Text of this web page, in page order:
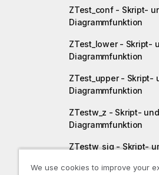
ZTest_conf - Skript-
Diagrammfunktion
ZTest_lower - Skript-
Diagrammfunktion
ZTest_upper - Skript-
Diagrammfunktion
ZTestw_z - Skript- und
Diagrammfunktion
ZTestw_sig - Skript-
We use cookies to improve your